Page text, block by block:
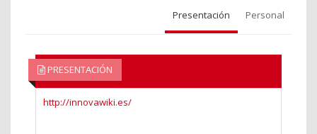
Presentación Personal
PRESENTACIÓN
http://innovawiki.es/